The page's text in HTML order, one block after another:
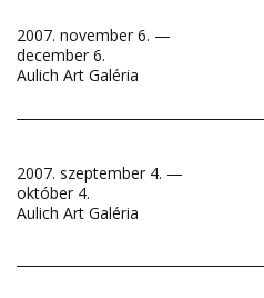
2007. november 6. —
december 6.
Aulich Art Galéria
2007. szeptember 4. —
október 4.
Aulich Art Galéria